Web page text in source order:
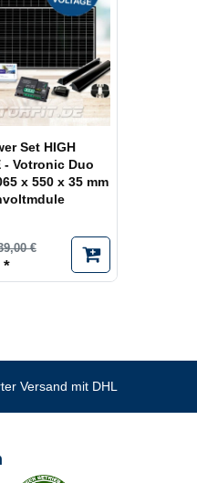
Set HIGH
- Votronic Duo
x 550 x 35 mm
€
*
Versand mit DHL